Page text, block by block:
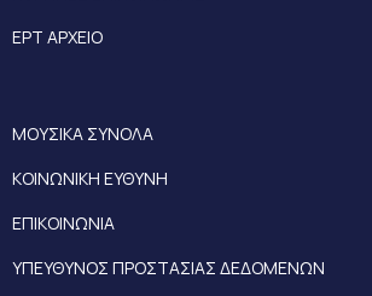
ΕΡΤ ΑΡΧΕΙΟ
ΜΟΥΣΙΚΑ ΣΥΝΟΛΑ
ΚΟΙΝΩΝΙΚΗ ΕΥΘΥΝΗ
ΕΠΙΚΟΙΝΩΝΙΑ
ΥΠΕΥΘΥΝΟΣ ΠΡΟΣΤΑΣΙΑΣ ΔΕΔΟΜΕΝΩΝ